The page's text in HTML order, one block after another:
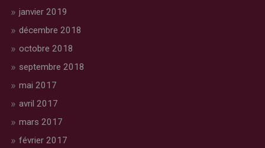
janvier 2019
décembre 2018
octobre 2018
septembre 2018
mai 2017
avril 2017
mars 2017
février 2017